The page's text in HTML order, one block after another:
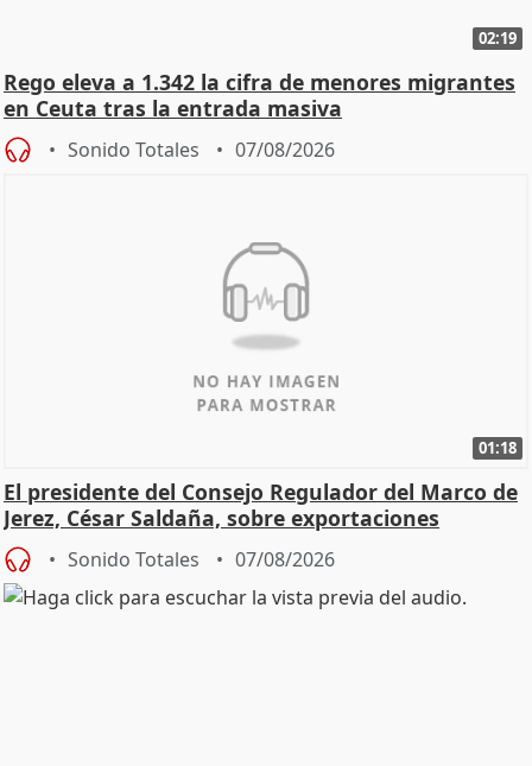
02:19
Rego eleva a 1.342 la cifra de menores migrantes
en Ceuta tras la entrada masiva
Sonido Totales 07/08/2026
01:18
El presidente del Consejo Regulador del Marco de
Jerez, César Saldaña, sobre exportaciones
Sonido Totales 07/08/2026